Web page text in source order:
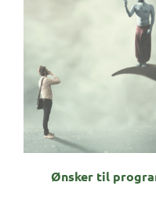
Ønsker til